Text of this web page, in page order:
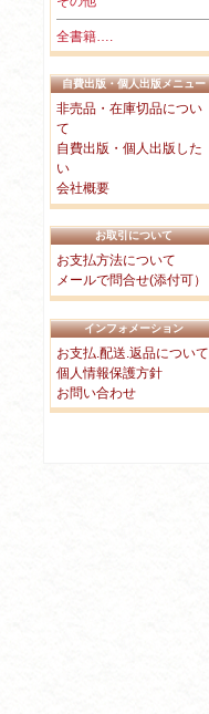
全書籍….
自費出版・個人出版メニュー
非売品・在庫切品につい
て
自費出版・個人出版した
い
会社概要
お取引について
お支払方法について
メールで問合せ(添付可）
インフォメーション
お支払.配送.返品について
個人情報保護方針
お問い合わせ